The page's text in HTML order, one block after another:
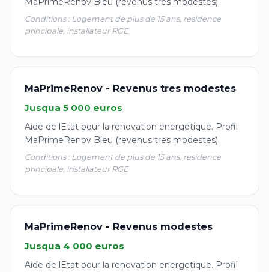
Conditions : Logement de plus de 15 ans, residence
principale, installateur RGE
MaPrimeRenov - Revenus tres modestes
Jusqua 5 000 euros
Aide de lEtat pour la renovation energetique. Profil
MaPrimeRenov Bleu (revenus tres modestes).
Conditions : Logement de plus de 15 ans, residence
principale, installateur RGE
MaPrimeRenov - Revenus modestes
Jusqua 4 000 euros
Aide de lEtat pour la renovation energetique. Profil